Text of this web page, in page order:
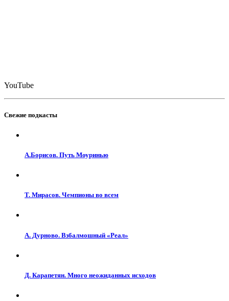
YouTube
Свежие подкасты
А.Борисов. Путь Моуринью
Т. Мирасов. Чемпионы во всем
А. Дурново. Взбалмошный «Реал»
Д. Карапетян. Много неожиданных исходов